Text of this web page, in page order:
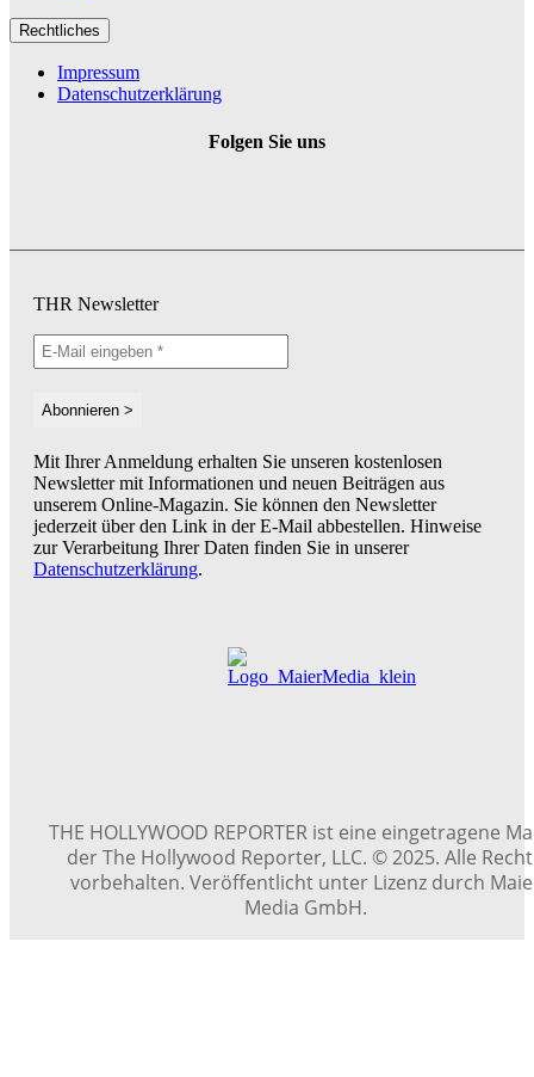
Rechtliches
Impressum
Datenschutzerklärung
Folgen Sie uns
THR Newsletter
Mit Ihrer Anmeldung erhalten Sie unseren kostenlosen
Newsletter mit Informationen und neuen Beiträgen aus
unserem Online-Magazin. Sie können den Newsletter
jederzeit über den Link in der E-Mail abbestellen. Hinweise
zur Verarbeitung Ihrer Daten finden Sie in unserer
Datenschutzerklärung.
THE HOLLYWOOD REPORTER ist eine eingetragene
der The Hollywood Reporter, LLC. © 2025. Alle
vorbehalten. Veröffentlicht unter Lizenz durch
Media GmbH.